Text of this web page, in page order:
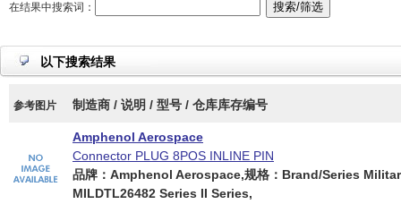
在结果中搜索词：
以下搜索结果
参考图片 制造商 / 说明 / 型号 / 仓库库存编号
Amphenol Aerospace
Connector PLUG 8POS INLINE PIN
品牌：Amphenol Aerospace,规格：Brand/Series
MILDTL26482 Series II Series,